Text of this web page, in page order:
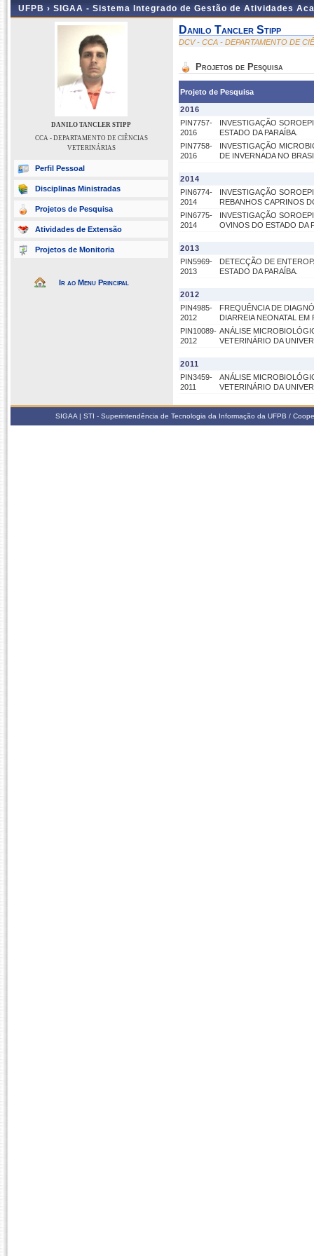
UFPB › SIGAA - Sistema Integrado de Gestão de Atividades
DANILO TANCLER STIPP
CCA - DEPARTAMENTO DE CIÊNCIAS
VETERINÁRIAS
Perfil Pessoal
Disciplinas Ministradas
Projetos de Pesquisa
Atividades de Extensão
Projetos de Monitoria
Ir ao Menu Principal
Danilo Tancler Stipp
DCV - CCA - DEPARTAMENTO DE
Projetos de Pesquisa
Projeto de Pesquisa
2016
PIN7757-
2016
INVESTIGAÇÃO
ESTADO DA PARAÍBA.
PIN7758-
2016
INVESTIGAÇÃO
DE INVERNADA NO
2014
PIN6774-
2014
INVESTIGAÇÃO
REBANHOS CAPRINOS
PIN6775-
2014
INVESTIGAÇÃO
OVINOS DO ESTADO DA
2013
PIN5969-
2013
DETECÇÃO DE
ESTADO DA PARAÍBA.
2012
PIN4985-
2012
FREQUÊNCIA DE
DIARREIA NEONATAL
PIN10089-
2012
ANÁLISE
VETERINÁRIO DA
2011
PIN3459-
2011
ANÁLISE
VETERINÁRIO DA
SIGAA | STI - Superintendência de Tecnologia da Informação da UFPB /